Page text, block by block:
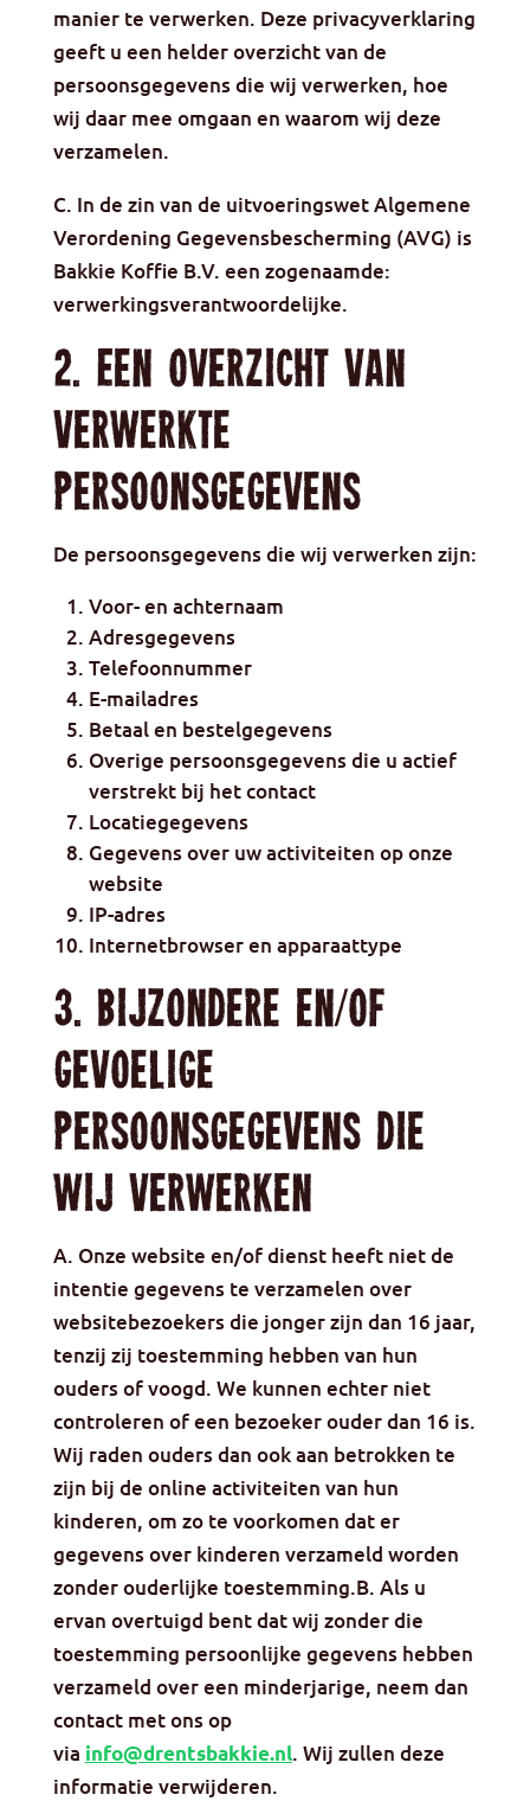
manier te verwerken. Deze privacyverklaring
geeft u een helder overzicht van de
persoonsgegevens die wij verwerken, hoe
wij daar mee omgaan en waarom wij deze
verzamelen.
C. In de zin van de uitvoeringswet Algemene
Verordening Gegevensbescherming (AVG) is
Bakkie Koffie B.V. een zogenaamde:
verwerkingsverantwoordelijke.
2. Een overzicht van
verwerkte
persoonsgegevens
De persoonsgegevens die wij verwerken zijn:
Voor- en achternaam
Adresgegevens
Telefoonnummer
E-mailadres
Betaal en bestelgegevens
Overige persoonsgegevens die u actief
verstrekt bij het contact
Locatiegegevens
Gegevens over uw activiteiten op onze
website
IP-adres
Internetbrowser en apparaattype
3. Bijzondere en/of
gevoelige
persoonsgegevens die
wij verwerken
A. Onze website en/of dienst heeft niet de
intentie gegevens te verzamelen over
websitebezoekers die jonger zijn dan 16 jaar,
tenzij zij toestemming hebben van hun
ouders of voogd. We kunnen echter niet
controleren of een bezoeker ouder dan 16 is.
Wij raden ouders dan ook aan betrokken te
zijn bij de online activiteiten van hun
kinderen, om zo te voorkomen dat er
gegevens over kinderen verzameld worden
zonder ouderlijke toestemming.B. Als u
ervan overtuigd bent dat wij zonder die
toestemming persoonlijke gegevens hebben
verzameld over een minderjarige, neem dan
contact met ons op
via info@drentsbakkie.nl. Wij zullen deze
informatie verwijderen.